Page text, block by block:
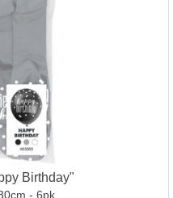
Birthday"
- 6pk